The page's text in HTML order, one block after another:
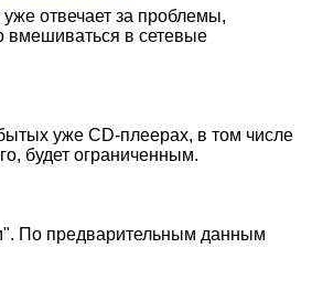
отвечает за проблемы,
вмешиваться в сетевые
уже CD-плеерах, в том числе
будет ограниченным.
По предварительным данным